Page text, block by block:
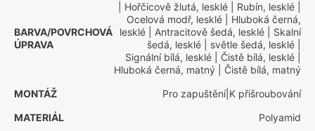
BARVA/POVRCHOVÁ
ÚPRAVA
| Hořčicově žlutá, lesklé | Rubín, lesklé
Ocelová modř, lesklé | Hluboká černá,
lesklé | Antracitově šedá, lesklé | Skalní
šedá, lesklé | světle šedá, lesklé
Signální bílá, lesklé | Čistě bílá, lesklé
Hluboká černá, matný | Čistě bílá, matný
MONTÁŽ
Pro zapuštění|K přišroubování
MATERIÁL
Polyamid